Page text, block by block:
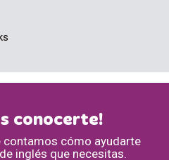
conocerte!
contamos cómo ayudarte
inglés que necesitas.